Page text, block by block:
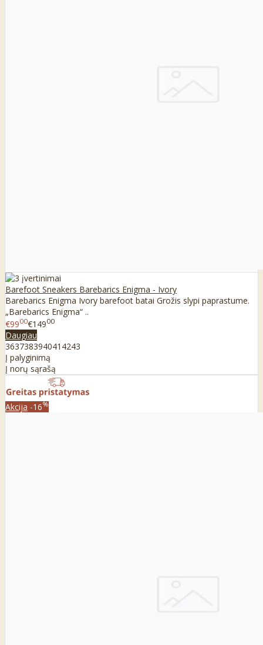
Barefoot Sneakers Barebarics Enigma - Ivory
Barebarics Enigma Ivory barefoot batai Grožis slypi paprastume.
„Barebarics Enigma“ ..
€9900€14900
Daugiau
363738394041 4243
Į palyginimą
Į norų sąrašą
Akcija -16%